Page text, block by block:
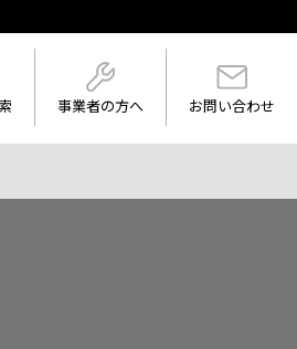
事業者の方へ お問い合わせ